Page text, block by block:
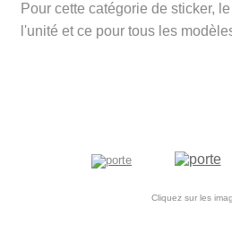
Pour cette catégorie de sticker,
l'unité et ce pour tous les
Cliquez sur les